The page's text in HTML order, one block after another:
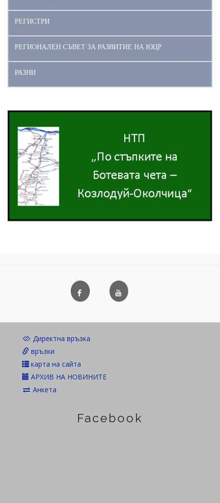
РЕГИСТРИ
РЕГИОНАЛЕН СЪВЕТ ЗА РАЗВИТИЕ НА ЮЦР
РАЗНИ
Директна връзка
връзки
карта на сайта
АРХИВ НА НОВИНИТЕ
Анкета
Facebook